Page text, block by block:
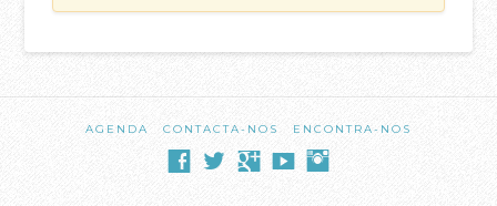
Workshop
para
PaisAGENDA CONTACTA-NOS ENCONTRA-NOS